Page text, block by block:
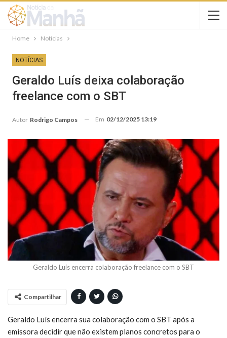
Home Notícias
NOTÍCIAS
Geraldo Luís deixa colaboração
freelance com o SBT
Autor Rodrigo Campos Em 02/12/2025 13:19
Geraldo Luís encerra colaboração freelance com o SBT
Compartilhar
Geraldo Luís encerra sua colaboração com o SBT após a
emissora decidir que não existem planos concretos para o